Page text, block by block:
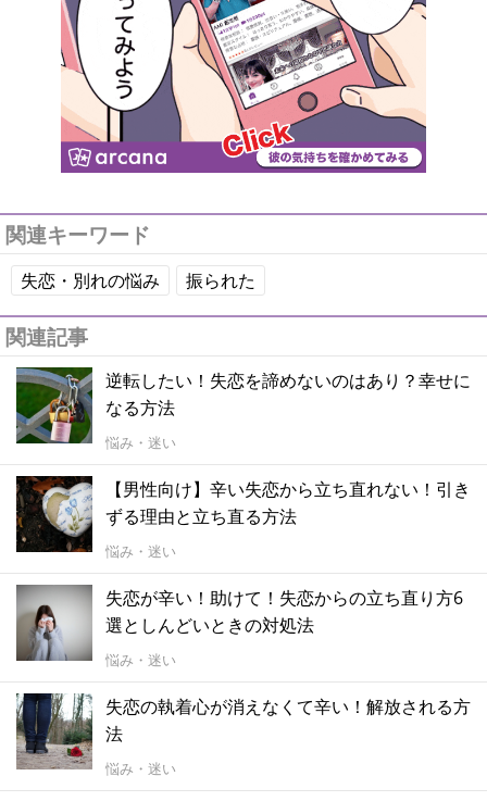
関連キーワード
失恋・別れの悩み 振られた
関連記事
逆転したい！失恋を諦めないのはあり？幸せに
なる方法
悩み・迷い
【男性向け】辛い失恋から立ち直れない！引き
ずる理由と立ち直る方法
悩み・迷い
失恋が辛い！助けて！失恋からの立ち直り方6
選としんどいときの対処法
悩み・迷い
失恋の執着心が消えなくて辛い！解放される方
法
悩み・迷い